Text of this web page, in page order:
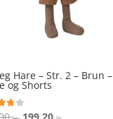
Hare – Str. 2 – Brun –
og Shorts
Den